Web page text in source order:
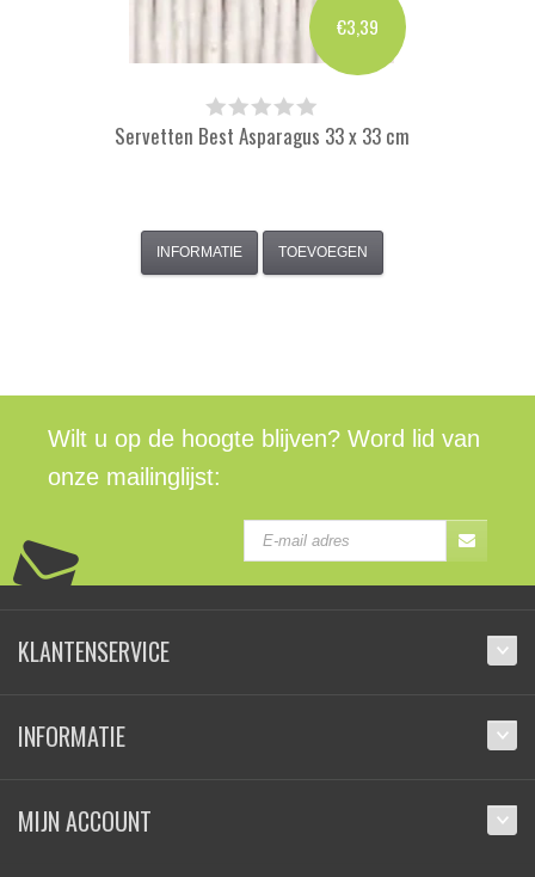
€3,39
Servetten Best Asparagus 33 x 33 cm
INFORMATIE TOEVOEGEN
Wilt u op de hoogte blijven? Word lid van
onze mailinglijst:
KLANTENSERVICE
INFORMATIE
MIJN ACCOUNT